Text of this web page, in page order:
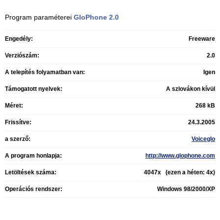
Program paraméterei GloPhone 2.0
Engedély: Freeware
Verziószám: 2.0
A telepítés folyamatban van: Igen
Támogatott nyelvek: A szlovákon kívül
Méret: 268 kB
Frissítve: 24.3.2005
a szerző: Voiceglo
A program honlapja: http://www.glophone.com
Letöltések száma: 4047x (ezen a héten: 4x)
Operációs rendszer: Windows 98/2000/XP